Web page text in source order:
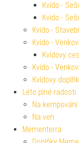
Kvído -
Kvído -
Kvído -
Kvído -
Kvídovy
Kvído -
Kvídovy
Léto plné radosti
Na kempování
Na ven
Mementerra